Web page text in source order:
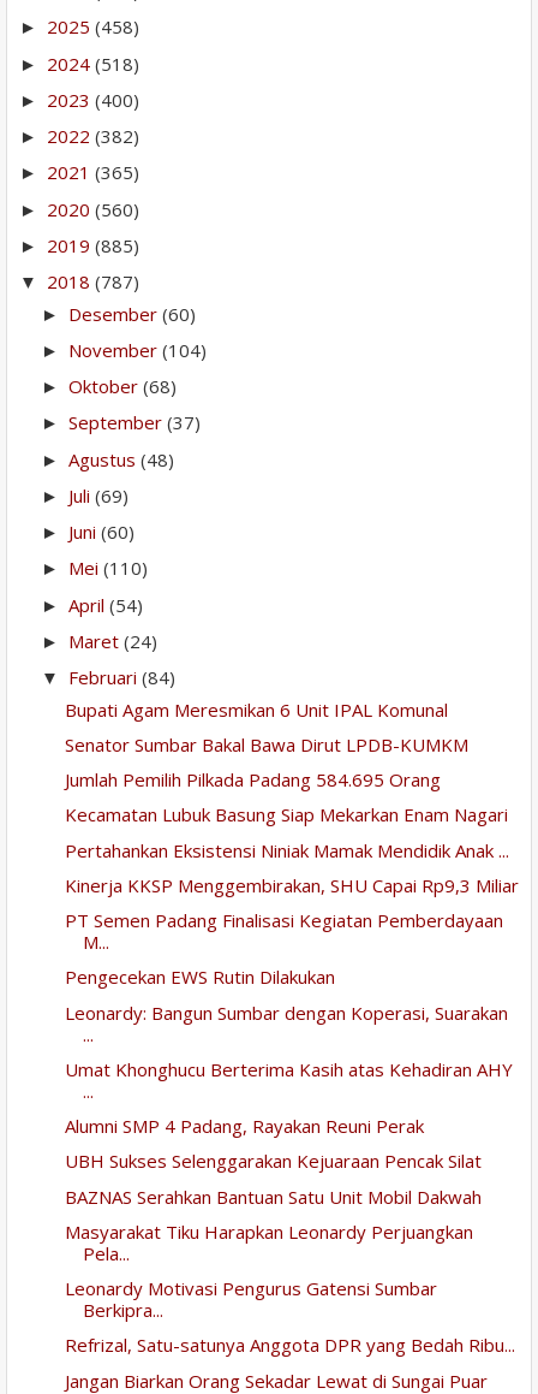
► 2025 (458)
► 2024 (518)
► 2023 (400)
► 2022 (382)
► 2021 (365)
► 2020 (560)
► 2019 (885)
▼ 2018 (787)
► Desember (60)
► November (104)
► Oktober (68)
► September (37)
► Agustus (48)
► Juli (69)
► Juni (60)
► Mei (110)
► April (54)
► Maret (24)
▼ Februari (84)
Bupati Agam Meresmikan 6 Unit IPAL Komunal
Senator Sumbar Bakal Bawa Dirut LPDB-KUMKM
Jumlah Pemilih Pilkada Padang 584.695 Orang
Kecamatan Lubuk Basung Siap Mekarkan Enam Nagari
Pertahankan Eksistensi Niniak Mamak Mendidik Anak ...
Kinerja KKSP Menggembirakan, SHU Capai Rp9,3 Miliar
PT Semen Padang Finalisasi Kegiatan Pemberdayaan
M...
Pengecekan EWS Rutin Dilakukan
Leonardy: Bangun Sumbar dengan Koperasi, Suarakan
...
Umat Khonghucu Berterima Kasih atas Kehadiran AHY
...
Alumni SMP 4 Padang, Rayakan Reuni Perak
UBH Sukses Selenggarakan Kejuaraan Pencak Silat
BAZNAS Serahkan Bantuan Satu Unit Mobil Dakwah
Masyarakat Tiku Harapkan Leonardy Perjuangkan
Pela...
Leonardy Motivasi Pengurus Gatensi Sumbar
Berkipra...
Refrizal, Satu-satunya Anggota DPR yang Bedah Ribu...
Jangan Biarkan Orang Sekadar Lewat di Sungai Puar